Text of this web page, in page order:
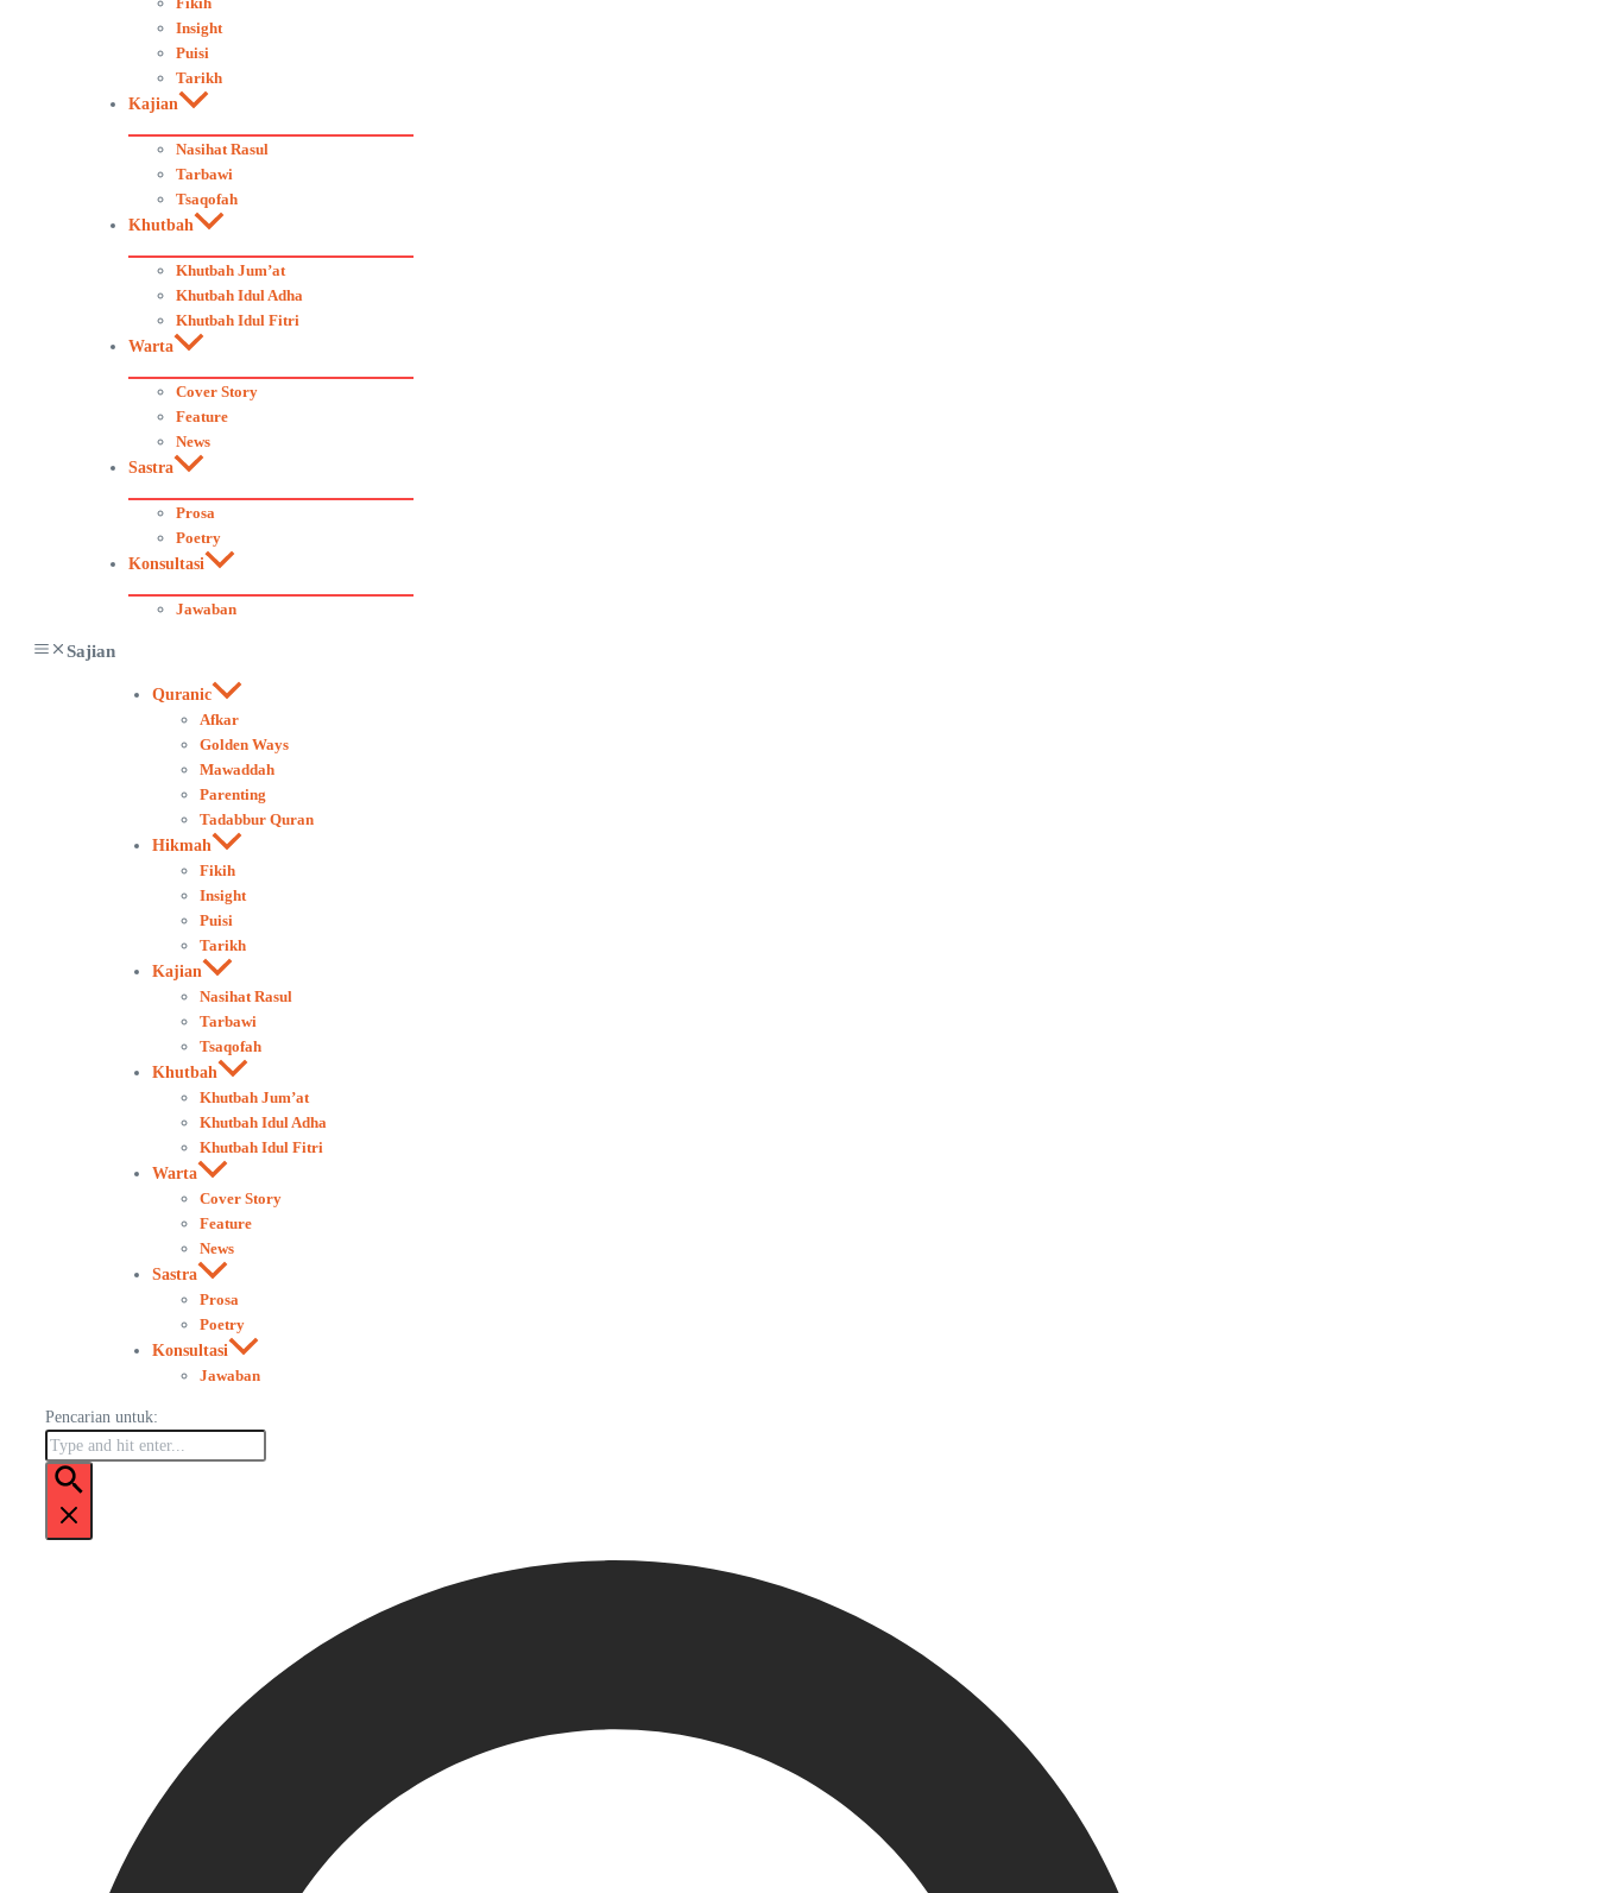
Insight
Puisi
Tarikh
Kajian
Nasihat Rasul
Tarbawi
Tsaqofah
Khutbah
Khutbah Jum’at
Khutbah Idul Adha
Khutbah Idul Fitri
Warta
Cover Story
Feature
News
Sastra
Prosa
Poetry
Konsultasi
Jawaban
Sajian
Quranic
Afkar
Golden Ways
Mawaddah
Parenting
Tadabbur Quran
Hikmah
Fikih
Insight
Puisi
Tarikh
Kajian
Nasihat Rasul
Tarbawi
Tsaqofah
Khutbah
Khutbah Jum’at
Khutbah Idul Adha
Khutbah Idul Fitri
Warta
Cover Story
Feature
News
Sastra
Prosa
Poetry
Konsultasi
Jawaban
Pencarian untuk: